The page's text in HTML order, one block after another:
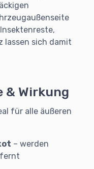
lassen sich damit
& Wirkung
für alle äußeren
– werden